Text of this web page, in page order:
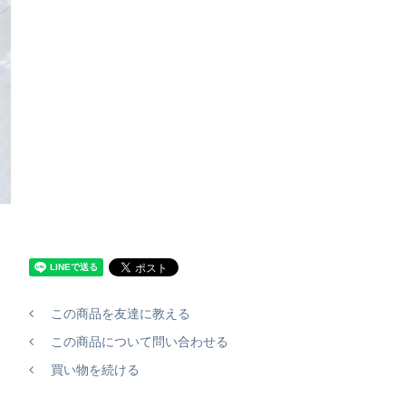
この商品を友達に教える
この商品について問い合わせる
買い物を続ける